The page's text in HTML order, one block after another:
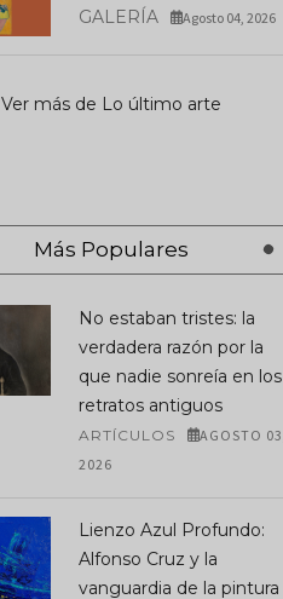
GALERÍA
Agosto 04, 2026
Ver más de Lo último arte
Más Populares
No estaban tristes: la
verdadera razón por la
que nadie sonreía en los
retratos antiguos
ARTÍCULOS
AGOSTO 03,
2026
Lienzo Azul Profundo:
Alfonso Cruz y la
vanguardia de la pintura